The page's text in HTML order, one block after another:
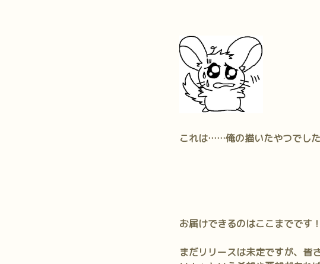
これは……俺の描いたやつでした
お届けできるのはここまでです！
まだリリースは未定ですが、皆